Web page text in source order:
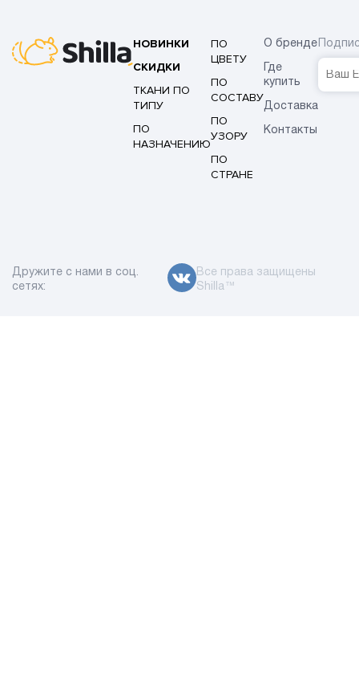
НОВИНКИ
СКИДКИ
ТКАНИ ПО
ТИПУ
ПО
НАЗНАЧЕНИЮ
ПО
ЦВЕТУ
ПО
СОСТАВУ
ПО
УЗОРУ
ПО
СТРАНЕ
О бренде
Где
купить
Доставка
Контакты
Дружите с нами в соц.
сетях:
Все права защищены
Shilla™